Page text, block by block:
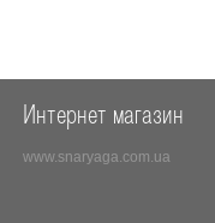
Интернет магазин
www.snaryaga.com.ua